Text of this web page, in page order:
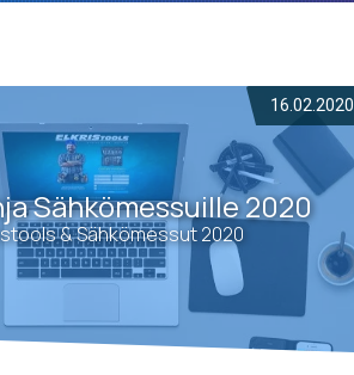
16.02.2020
Sähkömessuille 2020
& Sähkömessut 2020